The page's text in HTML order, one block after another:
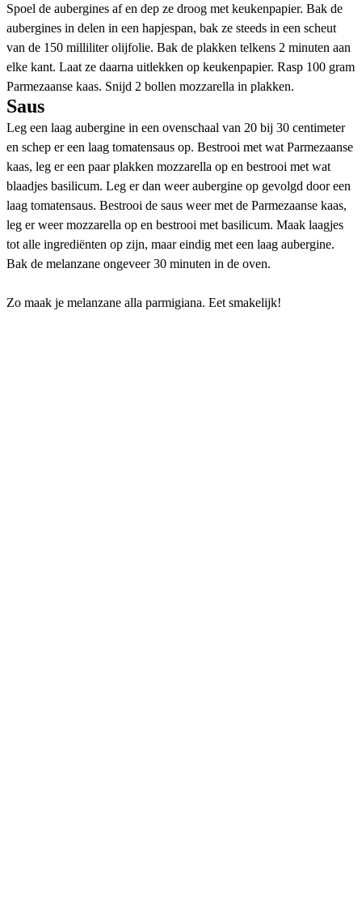
Spoel de aubergines af en dep ze droog met keukenpapier. Bak de
aubergines in delen in een hapjespan, bak ze steeds in een scheut
van de 150 milliliter olijfolie. Bak de plakken telkens 2 minuten aan
elke kant. Laat ze daarna uitlekken op keukenpapier. Rasp 100 gram
Parmezaanse kaas. Snijd 2 bollen mozzarella in plakken.
Saus
Leg een laag aubergine in een ovenschaal van 20 bij 30 centimeter
en schep er een laag tomatensaus op. Bestrooi met wat Parmezaanse
kaas, leg er een paar plakken mozzarella op en bestrooi met wat
blaadjes basilicum. Leg er dan weer aubergine op gevolgd door een
laag tomatensaus. Bestrooi de saus weer met de Parmezaanse kaas,
leg er weer mozzarella op en bestrooi met basilicum. Maak laagjes
tot alle ingrediënten op zijn, maar eindig met een laag aubergine.
Bak de melanzane ongeveer 30 minuten in de oven.
Zo maak je melanzane alla parmigiana. Eet smakelijk!